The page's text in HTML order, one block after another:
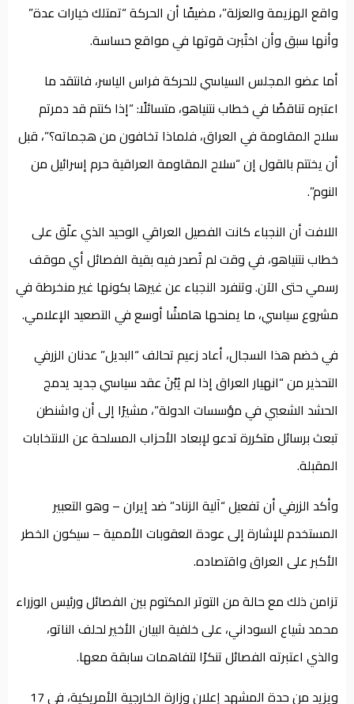
واقع الهزيمة والعزلة”، مضيفًا أن الحركة “تمتلك خيارات عدة”
وأنها سبق وأن اختُبرت قوتها في مواقع حساسة.
أما عضو المجلس السياسي للحركة فراس الياسر، فانتقد ما
اعتبره تناقضًا في خطاب نتنياهو، متسائلًا: “إذا كنتم قد دمرتم
سلاح المقاومة في العراق، فلماذا تخافون من هجماته؟”، قبل
أن يختتم بالقول إن “سلاح المقاومة العراقية حرم إسرائيل من
النوم”.
اللافت أن النجباء كانت الفصيل العراقي الوحيد الذي علّق على
خطاب نتنياهو، في وقت لم تُصدر فيه بقية الفصائل أي موقف
رسمي حتى الآن. وتنفرد النجباء عن غيرها بكونها غير منخرطة في
مشروع سياسي، ما يمنحها هامشًا أوسع في التصعيد الإعلامي.
في خضم هذا السجال، أعاد زعيم تحالف “البديل” عدنان الزرفي
التحذير من “انهيار العراق إذا لم يُبْنَ عقد سياسي جديد يدمج
الحشد الشعبي في مؤسسات الدولة”، مشيرًا إلى أن واشنطن
تبعث برسائل متكررة تدعو لإبعاد الأحزاب المسلحة عن الانتخابات
المقبلة.
وأكد الزرفي أن تفعيل “آلية الزناد” ضد إيران – وهو التعبير
المستخدم للإشارة إلى عودة العقوبات الأممية – سيكون الخطر
الأكبر على العراق واقتصاده.
تزامن ذلك مع حالة من التوتر المكتوم بين الفصائل ورئيس الوزراء
محمد شياع السوداني، على خلفية البيان الأخير لحلف الناتو،
والذي اعتبرته الفصائل تنكرًا لتفاهمات سابقة معها.
ويزيد من حدة المشهد إعلان وزارة الخارجية الأمريكية، في 17